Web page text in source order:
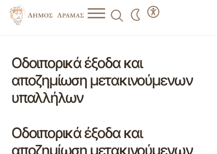
Οδοιπορικά έξοδα και
αποζημίωση μετακινούμενων
υπαλλήλων
Οδοιπορικά έξοδα και
αποζημίωση μετακινούμενων